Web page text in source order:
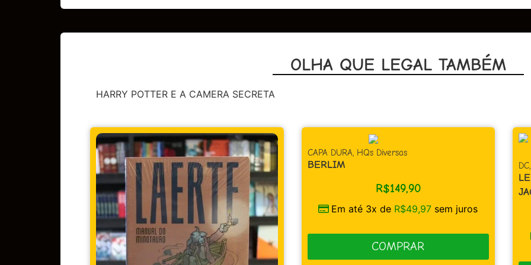
OLHA QUE LEGAL TAMBÉM
HARRY POTTER E A CAMERA SECRETA
CAPA DURA,HQs Diversas
BERLIM
R$ 149,90
Em até 3x de R$ 49,97sem juros
COMPRAR
DC
JACK KIRBY
R$39,90
Em até 1x deR$39,90sem juros